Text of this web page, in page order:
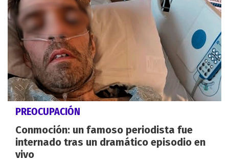
PREOCUPACIÓN
Conmoción: un famoso periodista fue
internado tras un dramático episodio en
vivo